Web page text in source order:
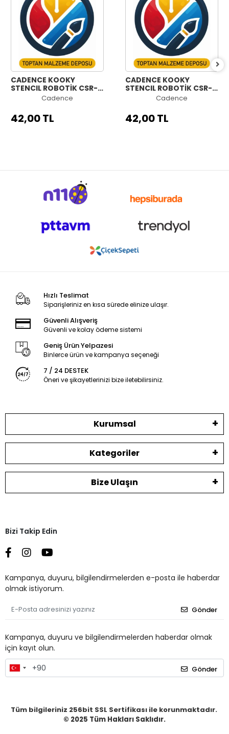
CADENCE KOOKY
STENCIL ROBOTİK CSR-
008 15X15CM
Cadence
42,00 TL
CADENCE KOOKY
STENCIL ROBOTİK CSR-
007 15X15CM
Cadence
42,00 TL
Hızlı Teslimat
Siparişleriniz en kısa sürede elinize ulaşır.
Güvenli Alışveriş
Güvenli ve kolay ödeme sistemi
Geniş Ürün Yelpazesi
Binlerce ürün ve kampanya seçeneği
7 / 24 DESTEK
Öneri ve şikayetlerinizi bize iletebilirsiniz.
Kurumsal
Kategoriler
Bize Ulaşın
Bizi Takip Edin
Kampanya, duyuru, bilgilendirmelerden e-posta ile haberdar
olmak istiyorum.
Gönder
Kampanya, duyuru ve bilgilendirmelerden haberdar olmak
için kayıt olun.
Gönder
Tüm bilgileriniz 256bit SSL Sertifikası ile korunmaktadır.
© 2025 Tüm Hakları Saklıdır.